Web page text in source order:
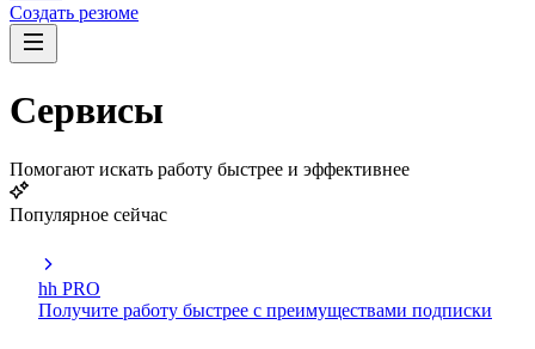
Создать резюме
Сервисы
Помогают искать работу быстрее и эффективнее
Популярное сейчас
hh PRO
Получите работу быстрее с преимуществами подписки